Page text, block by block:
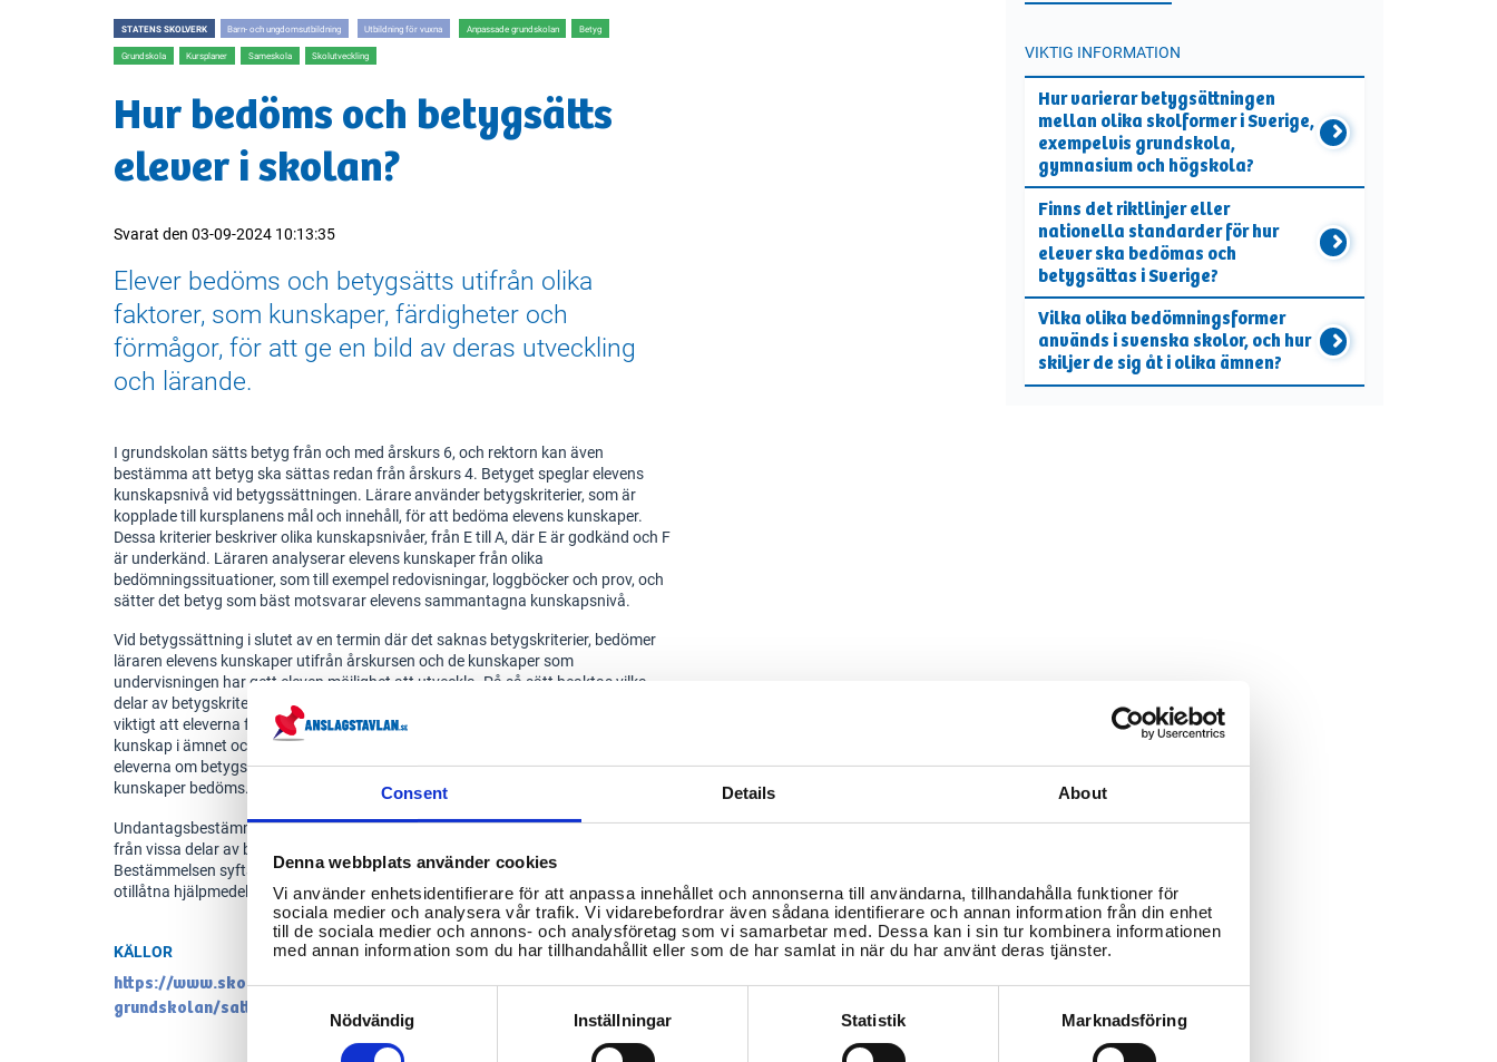
Consent Details About
Denna webbplats använder cookies
Vi använder enhetsidentifierare för att anpassa innehållet och annonserna till användarna, tillhandahålla funktioner för
sociala medier och analysera vår trafik. Vi vidarebefordrar även sådana identifierare och annan information från din enhet
till de sociala medier och annons- och analysföretag som vi samarbetar med. Dessa kan i sin tur kombinera informationen
med annan information som du har tillhandahållit eller som de har samlat in när du har använt deras tjänster.
Selection
Nödvändig Inställningar Statistik Marknadsföring
STATENS SKOLVERK Barn- och ungdomsutbildning Utbildning för vuxna Anpassade grundskolan Betyg
Grundskola Kursplaner Sameskola Skolutveckling
Hur bedöms och betygsätts
elever i skolan?
Svarat den 03-09-2024 10:13:35
Elever bedöms och betygsätts utifrån olika
faktorer, som kunskaper, färdigheter och
förmågor, för att ge en bild av deras utveckling
och lärande.
I grundskolan sätts betyg från och med årskurs 6, och rektorn kan även
bestämma att betyg ska sättas redan från årskurs 4. Betyget speglar elevens
kunskapsnivå vid betygssättningen. Lärare använder betygskriterier, som är
kopplade till kursplanens mål och innehåll, för att bedöma elevens kunskaper.
Dessa kriterier beskriver olika kunskapsnivåer, från E till A, där E är godkänd och F
är underkänd. Läraren analyserar elevens kunskaper från olika
bedömningssituationer, som till exempel redovisningar, loggböcker och prov, och
sätter det betyg som bäst motsvarar elevens sammantagna kunskapsnivå.
Vid betygssättning i slutet av en termin där det saknas betygskriterier, bedömer
läraren elevens kunskaper utifrån årskursen och de kunskaper som
undervisningen har gett eleven möjlighet att utveckla. På så sätt beaktas vilka
delar av betygskriterierna som är relevanta för den aktuella terminen. Det är
viktigt att eleverna får information om betygskriterierna, vad som är väsentlig
kunskap i ämnet och hur betygen används. Läraren bör kommunicera med
eleverna om betygssättningen och ge dem möjlighet att förstå hur deras
kunskaper bedöms.
Undantagsbestämmelsen i skollagen kan användas i särskilda fall för att bortse
från vissa delar av betygskriterierna för elever med funktionsnedsättning.
Bestämmelsen syftar till att skapa lika förutsättningar för dessa elever. Fusk och
otillåtna hjälpmedel är inte tillåtna vid bedömningssituationer.
KÄLLOR
https://www.skolverket.se/undervisning/grundskolan/betyg-i-
grundskolan/satta-betyg-i-grundskolan
VIKTIG INFORMATION
Hur varierar betygsättningen
mellan olika skolformer i Sverige,
exempelvis grundskola,
gymnasium och högskola?
Finns det riktlinjer eller
nationella standarder för hur
elever ska bedömas och
betygsättas i Sverige?
Vilka olika bedömningsformer
används i svenska skolor, och hur
skiljer de sig åt i olika ämnen?